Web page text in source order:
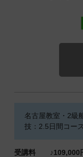
名古屋教室・2級
技：2.5日間コー
受講料
♪109,000